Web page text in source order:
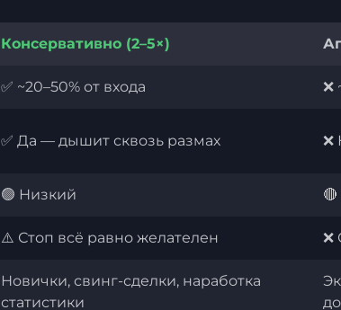
Консервативно (2–5×)
✅ ~20–50% от входа ❌
✅ Да — дышит сквозь размах
🟢 Низкий
⚠️ Стоп всё равно желателен
Новички, свинг-сделки, наработка
статистики